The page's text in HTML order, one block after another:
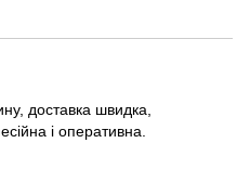
, доставка швидка,
і оперативна.